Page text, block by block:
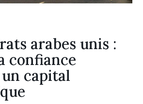
arabes unis :
confiance
capital